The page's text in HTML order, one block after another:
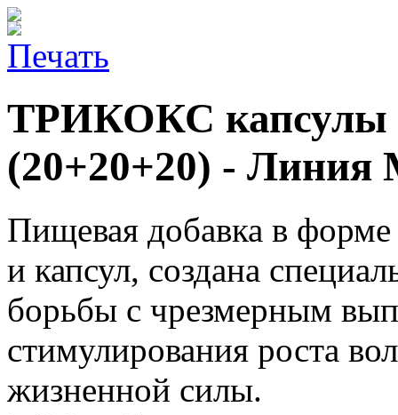
ТРИКОКС капсулы
(20+20+20) - Линия
Пищевая добавка в форме
и капсул, создана
борьбы с чрезмерным
стимулирования роста
жизненной силы.